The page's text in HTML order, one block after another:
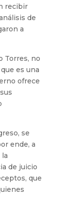
recibir
de
a
Torres, no
es una
ofrece
se
ende, a
de juicio
que